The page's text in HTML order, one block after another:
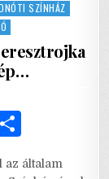
SZÍNHÁZ
az általam